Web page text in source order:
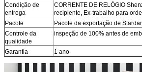
Condição de
entrega
CORRENTE DE RELÓGIO
recipiente, Ex-trabalho para
Pacote
Pacote da exportação de
Controle da
qualidade
inspeção de 100% antes de
Garantia 1 ano